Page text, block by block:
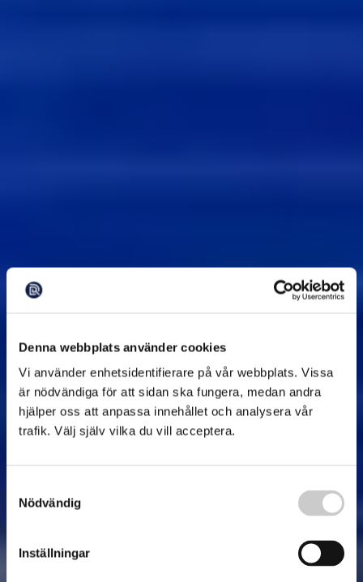
Denna webbplats använder cookies
Vi använder enhetsidentifierare på vår webbplats. Vissa
är nödvändiga för att sidan ska fungera, medan andra
hjälper oss att anpassa innehållet och analysera vår
trafik. Välj själv vilka du vill acceptera.
Nödvändig
Inställningar